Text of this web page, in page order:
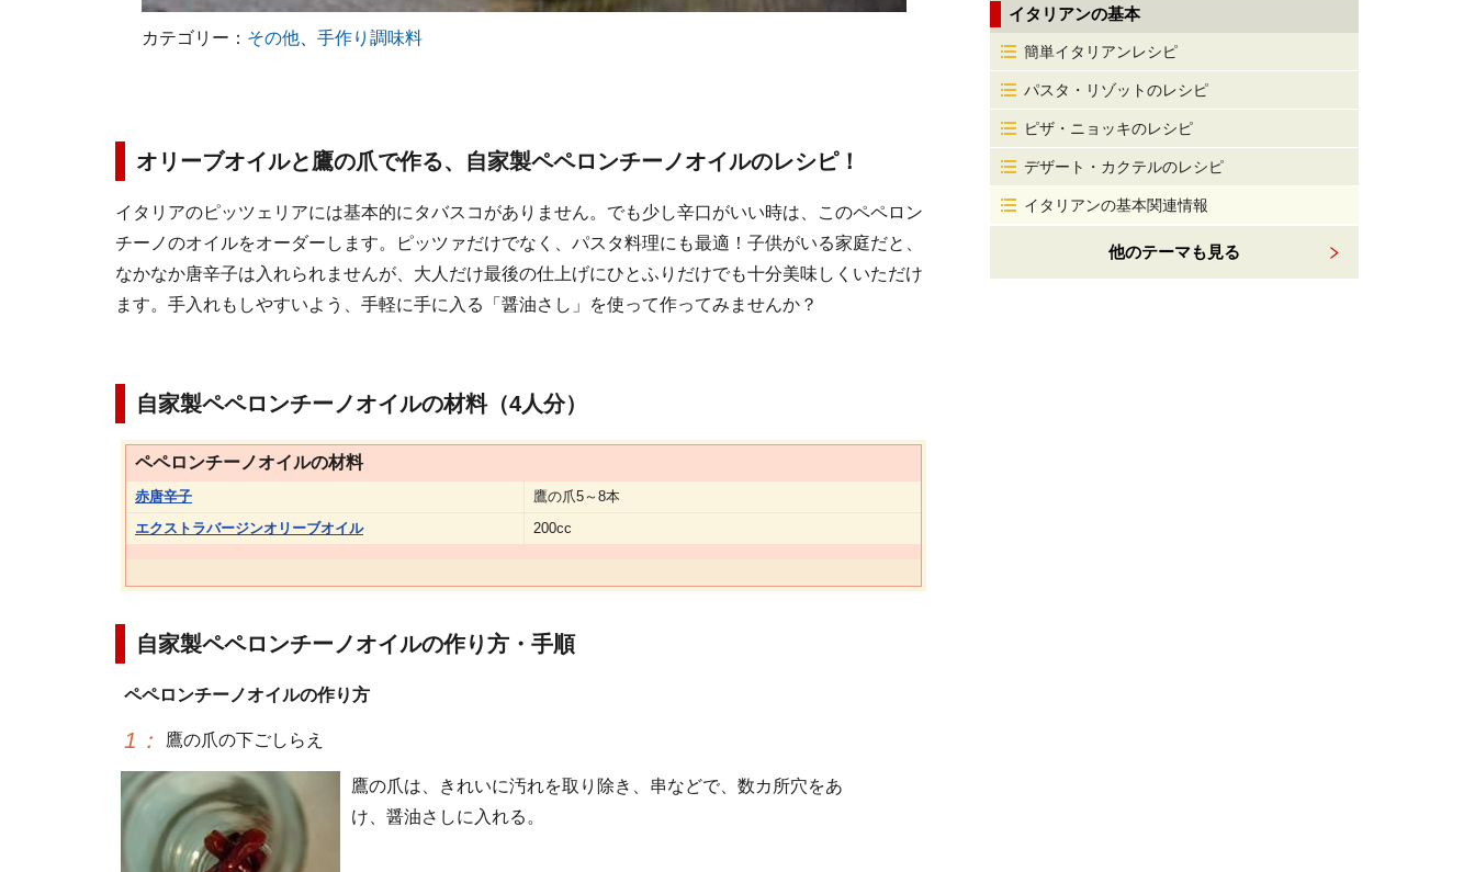
カテゴリー： その他、 手作り調味料
オリーブオイルと鷹の爪で作る、自家製ペペロンチーノオイルのレシピ！
イタリアのピッツェリアには基本的にタバスコがありません。でも少し辛口がいい時は、このペペロン
チーノのオイルをオーダーします。ピッツァだけでなく、パスタ料理にも最適！子供がいる家庭だと、
なかなか唐辛子は入れられませんが、大人だけ最後の仕上げにひとふりだけでも十分美味しくいただけ
ます。手入れもしやすいよう、手軽に手に入る「醤油さし」を使って作ってみませんか？
自家製ペペロンチーノオイルの材料（4人分）
ペペロンチーノオイルの材料
赤唐辛子
鷹の爪5～8本
エクストラバージンオリーブオイル
200cc
自家製ペペロンチーノオイルの作り方・手順
ペペロンチーノオイルの作り方
1 ： 鷹の爪の下ごしらえ
鷹の爪は、きれいに汚れを取り除き、串などで、数カ所穴をあ
け、醤油さしに入れる。
イタリアンの基本
簡単イタリアンレシピ
パスタ・リゾットのレシピ
ピザ・ニョッキのレシピ
デザート・カクテルのレシピ
イタリアンの基本関連情報
他のテーマも見る